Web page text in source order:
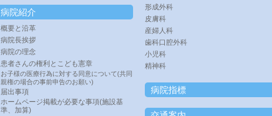
病院紹介
概要と沿革
病院長挨拶
病院の理念
患者さんの権利とこども憲章
お子様の医療行為に対する同意について(共同
親権の場合の事前申告のお願い)
届出事項
ホームページ掲載が必要な事項(施設基
準、加算)
形成外科
皮膚科
産婦人科
歯科口腔外科
小児科
精神科
病院指標